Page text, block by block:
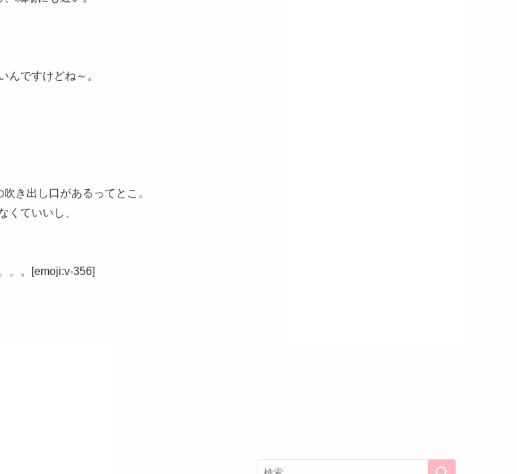
んですけどね～。
き出し口があるってとこ。
くていいし、
。。[emoji:v-356]